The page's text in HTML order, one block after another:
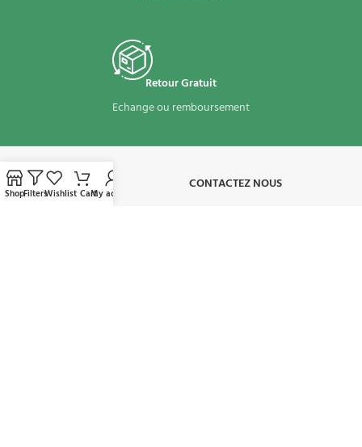
Retour Gratuit
Echange ou remboursement
À PROPOS​ CONTACTEZ NOUS
ShopFiltersWishlist CartMy account